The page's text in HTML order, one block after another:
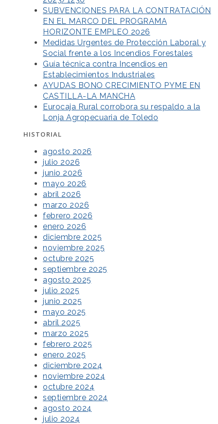
SUBVENCIONES PARA LA CONTRATACIÓN
EN EL MARCO DEL PROGRAMA
HORIZONTE EMPLEO 2026
Medidas Urgentes de Protección Laboral y
Social frente a los Incendios Forestales
Guía técnica contra Incendios en
Establecimientos Industriales
AYUDAS BONO CRECIMIENTO PYME EN
CASTILLA-LA MANCHA
Eurocaja Rural corrobora su respaldo a la
Lonja Agropecuaria de Toledo
HISTORIAL
agosto 2026
julio 2026
junio 2026
mayo 2026
abril 2026
marzo 2026
febrero 2026
enero 2026
diciembre 2025
noviembre 2025
octubre 2025
septiembre 2025
agosto 2025
julio 2025
junio 2025
mayo 2025
abril 2025
marzo 2025
febrero 2025
enero 2025
diciembre 2024
noviembre 2024
octubre 2024
septiembre 2024
agosto 2024
julio 2024